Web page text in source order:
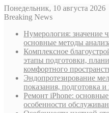
Понедельник, 10 августа 2026
Breaking News
Нумерология: значение
основные методы
Комплексное
этапы подготовки,
комфортного
Эндопротезирование
показания, подготовка
Ремонт iPhone:
особенности